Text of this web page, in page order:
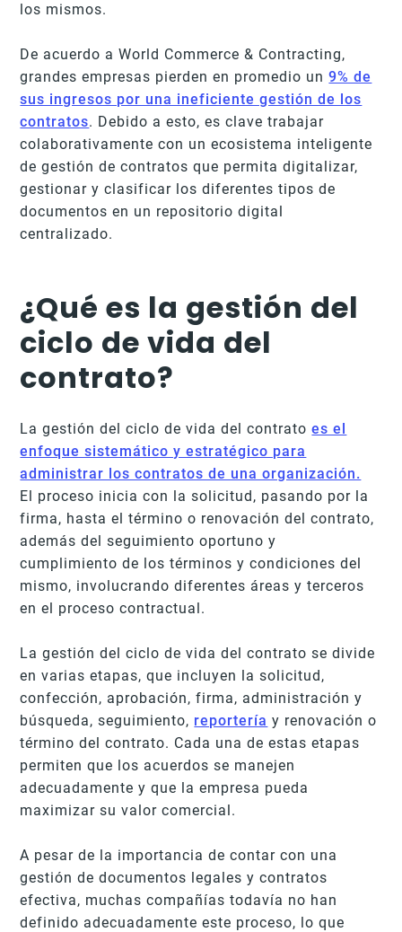
los mismos.
De acuerdo a World Commerce & Contracting,
grandes empresas pierden en promedio un9% de
sus ingresos por una ineficiente gestión de los
contratos. Debido a esto, es clave trabajar
colaborativamente con un ecosistema inteligente
de gestión de contratos que permita digitalizar,
gestionar y clasificar los diferentes tipos de
documentos en un repositorio digital
centralizado.
¿Qué es la gestión del
ciclo de vida del
contrato?
La gestión del ciclo de vida del contratoes el
enfoque sistemático y estratégico para
administrar los contratos de una organización.
El proceso inicia con la solicitud, pasando por la
firma, hasta el término o renovación del contrato,
además del seguimiento oportuno y
cumplimiento de los términos y condiciones del
mismo, involucrando diferentes áreas y terceros
en el proceso contractual.
La gestión del ciclo de vida del contrato se divide
en varias etapas, que incluyen la solicitud,
confección, aprobación, firma, administración y
búsqueda, seguimiento, reportería y renovación o
término del contrato. Cada una de estas etapas
permiten que los acuerdos se manejen
adecuadamente y que la empresa pueda
maximizar su valor comercial.
A pesar de la importancia de contar con una
gestión de documentos legales y contratos
efectiva, muchas compañías todavía no han
definido adecuadamente este proceso, lo que